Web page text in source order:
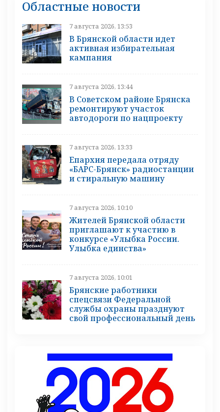
Областные новости
7 августа 2026, 13:53
В Брянской области идет
активная избирательная
кампания
7 августа 2026, 13:44
В Советском районе Брянска
ремонтируют участок
автодороги по нацпроекту
7 августа 2026, 13:33
Епархия передала отряду
«БАРС-Брянск» радиостанции
и стиральную машину
7 августа 2026, 10:10
Жителей Брянской области
приглашают к участию в
конкурсе «Улыбка России.
Улыбка единства»
7 августа 2026, 10:01
Брянские работники
спецсвязи Федеральной
службы охраны празднуют
свой профессиональный день